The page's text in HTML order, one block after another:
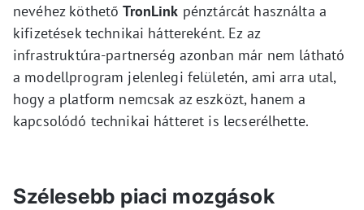
nevéhez köthetőTronLink pénztárcát használta a
kifizetések technikai háttereként. Ez az
infrastruktúra-partnerség azonban már nem látható
a modellprogram jelenlegi felületén, ami arra utal,
hogy a platform nemcsak az eszközt, hanem a
kapcsolódó technikai hátteret is lecserélhette.
Szélesebb piaci mozgások